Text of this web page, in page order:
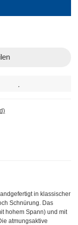
in klassischer
Schnürung. Das
hohem Spann) und mit
atmungsaktive